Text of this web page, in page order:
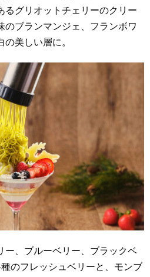
るグリオットチェリーのクリー
のブランマンジェ、フランボワ
美しい層に。
ー、ブルーベリー、ブラックベ
のフレッシュベリーと、モンブ